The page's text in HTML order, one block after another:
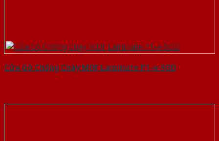
Cửa Gỗ Chống Cháy MDF Laminate P1-a-SGD